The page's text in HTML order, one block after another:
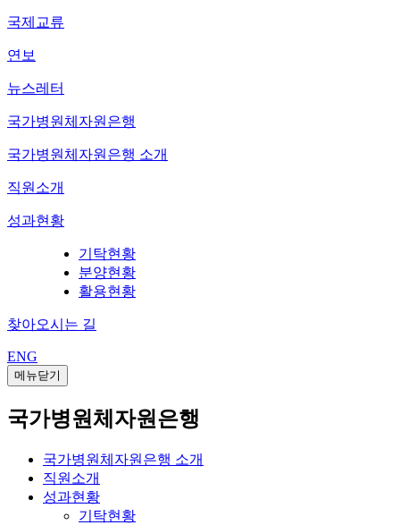
국제교류
연보
뉴스레터
국가병원체자원은행
국가병원체자원은행 소개
직원소개
성과현황
기탁현황
분양현황
활용현황
찾아오시는 길
ENG
메뉴닫기
국가병원체자원은행
국가병원체자원은행 소개
직원소개
성과현황
기탁현황